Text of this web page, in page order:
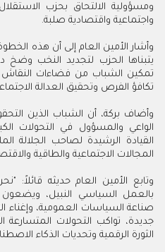
ومسؤولية الالتحاق بحزب
واجتماعية واقتصادية صلبة.
وأشار الأمين العام إلى أن هذه
يتبناها الحزب لتجديد النخب
تمكين الشباب من فضاءات النقاش
تكافؤ الفرص وتحقيق العدالة
وأضاف بركة، أن الشباب الذين
الواعي والمسؤول في التحولات
القيادة الرشيدة لصاحب
المجالات الاجتماعية والطاقية
وتابع الأمين العام حديثه قائلاً:
بالعمل السياسي النبيل،
صناعة السياسات العمومية، وإغناء
جديدة، تواكب التحولات
الثورة الرقمية وتحديات الذكاء